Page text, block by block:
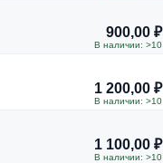
900,00 ₽
В наличии: >10
1 200,00 ₽
В наличии: >10
1 100,00 ₽
В наличии: >10